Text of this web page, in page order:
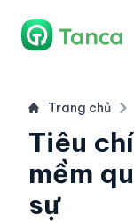
Trang chủ
Tiêu
mềm
sự